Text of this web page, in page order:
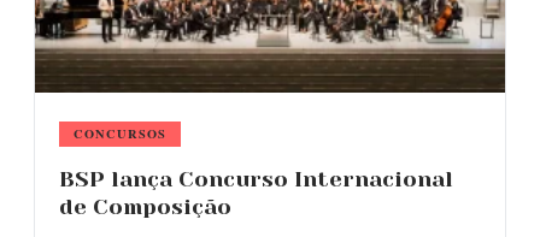
CONCURSOS
BSP lança Concurso Internacional
de Composição